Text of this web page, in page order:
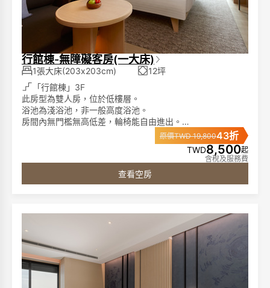
行館棟-無障礙客房(一大床)
1張大床(203x203cm)
12坪
「行館棟」3F
此房型為雙人房，位於低樓層。
浴池為淺浴池，非一般高度浴池。
房間內無門檻無高低差，輪椅能自由進出。
浴室使用滑動門加寬設計，並於多處安裝扶手，輔助賓客們
開放式衣櫃設計，放置或拿取衣服都很方便。
費無線網路 。
獨立淺泡湯池、免治馬桶、成人及兒童浴衣(2歲以上)、仿藺
草拖鞋、1500W 吹風機、洗髮精、沐浴精、潤髮乳。
圖片僅供參考，依據各房型規格將有所不同。
**寒沐酒店分為「酒店棟」與「行館棟」，兩棟之間隔著一
原價TWD 19,80043折
TWD8,500起
含稅及服務費
查看空房